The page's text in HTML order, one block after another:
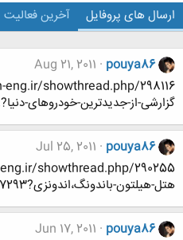
ارسال های پروفایل آخرین فعالیت
pouya86
Aug 21, 2011
گزارشی-از-جدیدترین-خودروهای-دنیا?p=3950148#post3950148
pouya86
Jul 25, 2011
هتل-هیلتون-باندونگ،اندونزی?p=3857293#post3857293
pouya86
Jun 17, 2011